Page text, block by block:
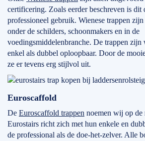
certificering. Zoals eerder beschreven is dit
professioneel gebruik. Wienese trappen
onder de schilders, schoonmakers en in de
voedingsmiddelenbranche. De trappen
enkel als dubbel oploopbaar. Door de
ze er tevens erg stijlvol uit.
Euroscaffold
De Euroscaffold trappen noemen wij op de
Eurostairs richt zich met hun enkele en
de professional als de doe-het-zelver. Alle